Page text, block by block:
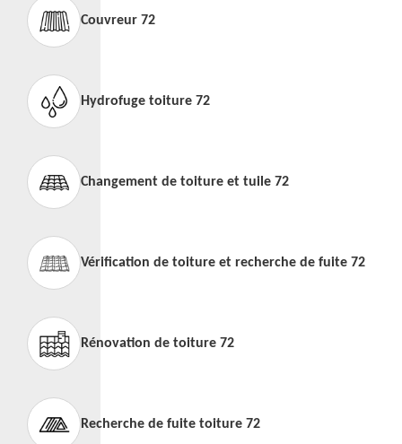
Couvreur 72
Hydrofuge toiture 72
Changement de toiture et tuile 72
Vérification de toiture et recherche de fuite 72
Rénovation de toiture 72
Recherche de fuite toiture 72